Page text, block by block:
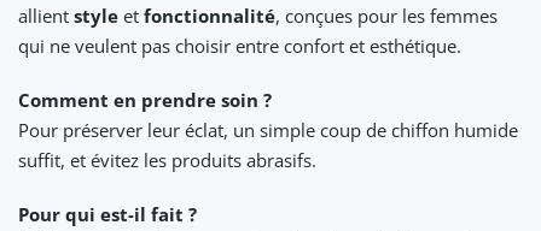
allient style et fonctionnalité, conçues pour les femmes
qui ne veulent pas choisir entre confort et esthétique.
Comment en prendre soin ?
Pour préserver leur éclat, un simple coup de chiffon humide
suffit, et évitez les produits abrasifs.
Pour qui est-il fait ?